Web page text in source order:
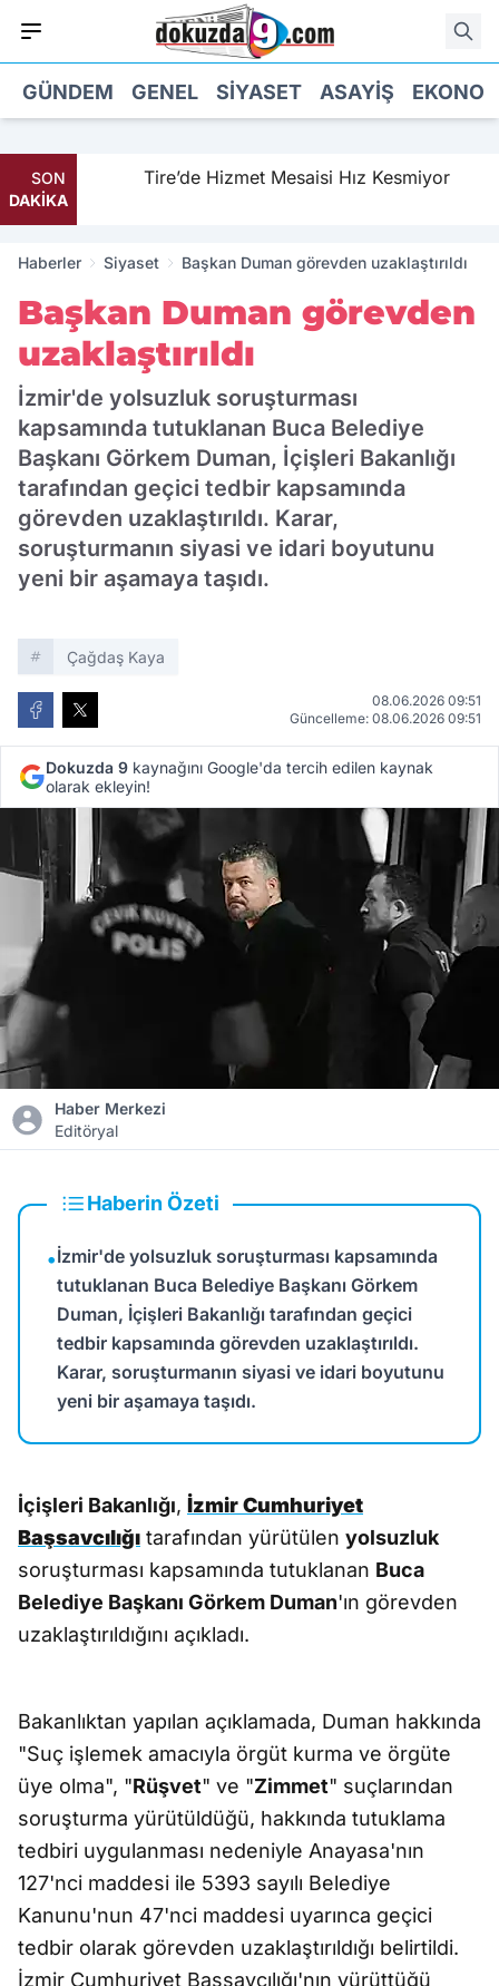
GÜNDEM GENEL SIYASET ASAYIŞ
SON
DAKİKA
Tire’de Hizmet Mesaisi Hız Kesmiyor
Haberler Siyaset Başkan Duman görevden uzaklaştırıldı
Başkan Duman görevden
uzaklaştırıldı
İzmir'de yolsuzluk soruşturması
kapsamında tutuklanan Buca Belediye
Başkanı Görkem Duman, İçişleri Bakanlığı
tarafından geçici tedbir kapsamında
görevden uzaklaştırıldı. Karar,
soruşturmanın siyasi ve idari boyutunu
yeni bir aşamaya taşıdı.
Çağdaş Kaya
08.06.2026 09:51
Güncelleme: 08.06.2026 09:51
Dokuzda 9 kaynağını Google'da tercih edilen kaynak
olarak ekleyin!
Haber Merkezi
Editöryal
Haberin Özeti
•İzmir'de yolsuzluk soruşturması kapsamında
tutuklanan Buca Belediye Başkanı Görkem
Duman, İçişleri Bakanlığı tarafından geçici
tedbir kapsamında görevden uzaklaştırıldı.
Karar, soruşturmanın siyasi ve idari boyutunu
yeni bir aşamaya taşıdı.
İçişleri Bakanlığı, İzmir Cumhuriyet
Başsavcılığı tarafından yürütülen yolsuzluk
soruşturması kapsamında tutuklanan Buca
Belediye Başkanı Görkem Duman'ın görevden
uzaklaştırıldığını açıkladı.
Bakanlıktan yapılan açıklamada, Duman hakkında
"Suç işlemek amacıyla örgüt kurma ve örgüte
üye olma", "Rüşvet" ve "Zimmet" suçlarından
soruşturma yürütüldüğü, hakkında tutuklama
tedbiri uygulanması nedeniyle Anayasa'nın
127'nci maddesi ile 5393 sayılı Belediye
Kanunu'nun 47'nci maddesi uyarınca geçici
tedbir olarak görevden uzaklaştırıldığı belirtildi.
İzmir Cumhuriyet Başsavcılığı'nın yürüttüğü